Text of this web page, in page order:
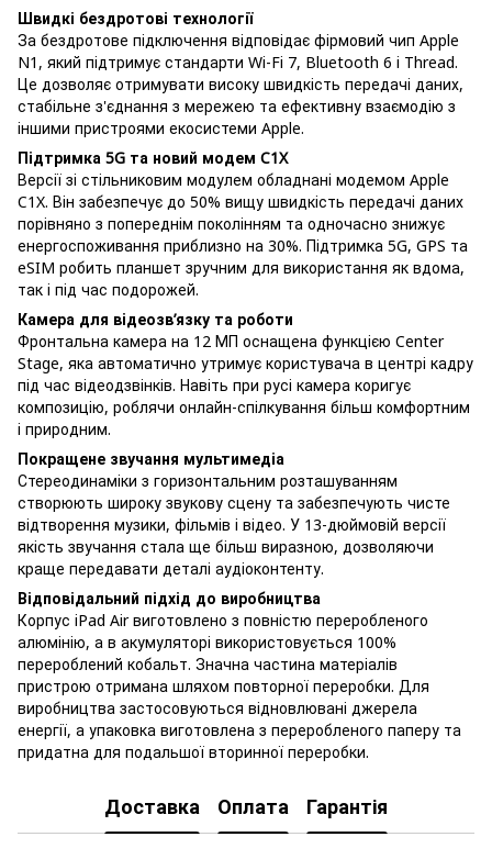
Швидкі бездротові технології
За бездротове підключення відповідає фірмовий чип Apple
N1, який підтримує стандарти Wi-Fi 7, Bluetooth 6 і Thread.
Це дозволяє отримувати високу швидкість передачі даних,
стабільне з'єднання з мережею та ефективну взаємодію з
іншими пристроями екосистеми Apple.
Підтримка 5G та новий модем C1X
Версії зі стільниковим модулем обладнані модемом Apple
C1X. Він забезпечує до 50% вищу швидкість передачі даних
порівняно з попереднім поколінням та одночасно знижує
енергоспоживання приблизно на 30%. Підтримка 5G, GPS та
eSIM робить планшет зручним для використання як вдома,
так і під час подорожей.
Камера для відеозв’язку та роботи
Фронтальна камера на 12 МП оснащена функцією Center
Stage, яка автоматично утримує користувача в центрі кадру
під час відеодзвінків. Навіть при русі камера коригує
композицію, роблячи онлайн-спілкування більш комфортним
і природним.
Покращене звучання мультимедіа
Стереодинаміки з горизонтальним розташуванням
створюють широку звукову сцену та забезпечують чисте
відтворення музики, фільмів і відео. У 13-дюймовій версії
якість звучання стала ще більш виразною, дозволяючи
краще передавати деталі аудіоконтенту.
Відповідальний підхід до виробництва
Корпус iPad Air виготовлено з повністю переробленого
алюмінію, а в акумуляторі використовується 100%
перероблений кобальт. Значна частина матеріалів
пристрою отримана шляхом повторної переробки. Для
виробництва застосовуються відновлювані джерела
енергії, а упаковка виготовлена з переробленого паперу та
придатна для подальшої вторинної переробки.
Доставка Оплата Гарантія